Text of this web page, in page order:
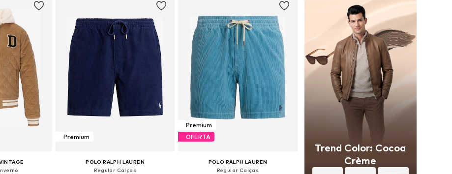
Premium
POLO RALPH LAUREN
Regular Calças
Premium
OFERTA
POLO RALPH LAUREN
Regular Calças
Trend Color: Cocoa
Crème